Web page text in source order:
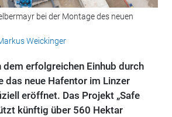
bei der Montage des neuen
Weickinger
dem erfolgreichen Einhub durch
das neue Hafentor im Linzer
eröffnet. Das Projekt „Safe
künftig über 560 Hektar